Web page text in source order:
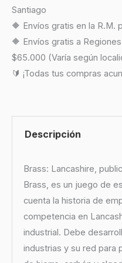
Santiago
🔶 Envíos gratis en la
🔶 Envíos gratis a
$65.000 (Varía según
🔰 ¡Todas tus compras
Descripción
Brass: Lancashire,
Brass, es un juego de
cuenta la historia de
competencia en
industrial. Debe
industrias y su red para